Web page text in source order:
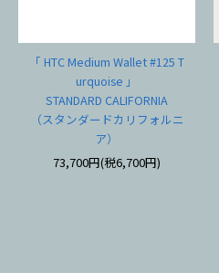
「 HTC Medium Wallet #125 T
urquoise 」
STANDARD CALIFORNIA
（スタンダードカリフォルニ
ア）
73,700円(税6,700円)